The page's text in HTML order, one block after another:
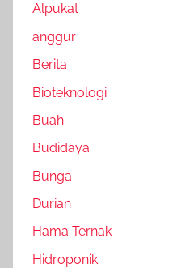
Alpukat
anggur
Berita
Bioteknologi
Buah
Budidaya
Bunga
Durian
Hama Ternak
Hidroponik